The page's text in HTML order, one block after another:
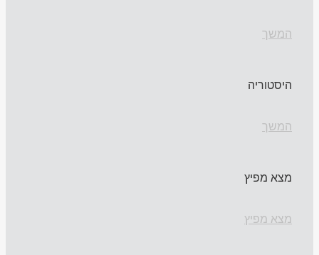
המשך
היסטוריה
המשך
מצא מפיץ
מצא מפיץ